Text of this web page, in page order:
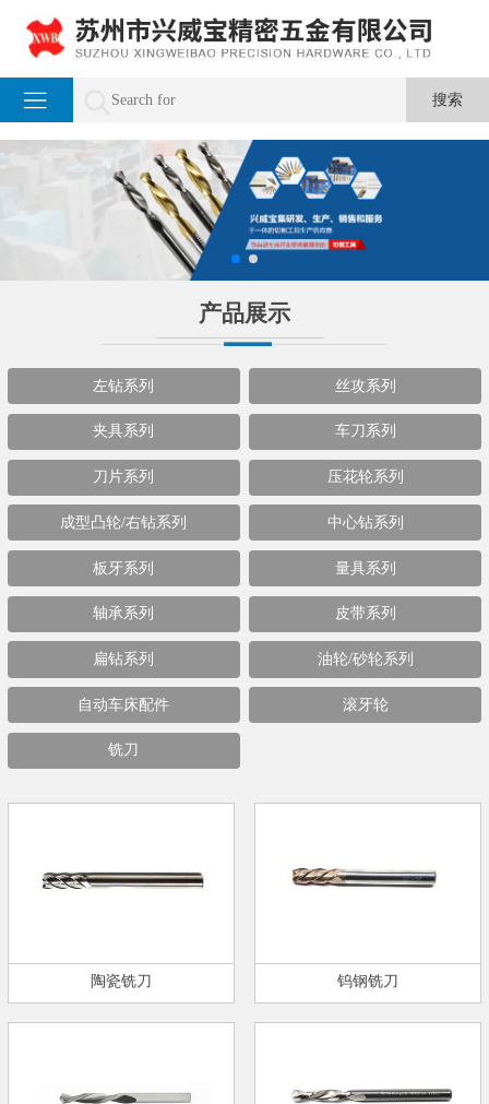
产品展示
左钻系列 丝攻系列
夹具系列 车刀系列
刀片系列 压花轮系列
成型凸轮/右钻系列 中心钻系列
板牙系列 量具系列
轴承系列 皮带系列
扁钻系列 油轮/砂轮系列
自动车床配件 滚牙轮
铣刀
陶瓷铣刀 钨钢铣刀